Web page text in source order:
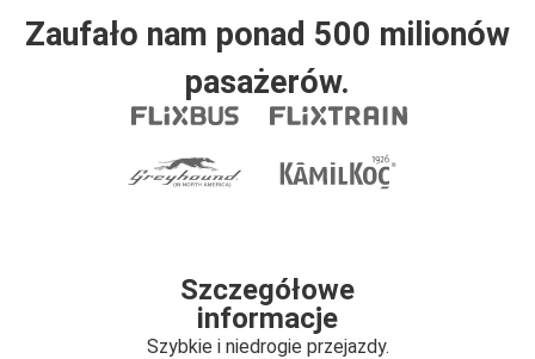
Zaufało nam ponad 500 milionów
pasażerów.
Szczegółowe
informacje
Szybkie i niedrogie przejazdy.